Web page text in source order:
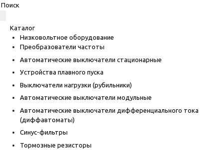
Каталог
Низковольтное оборудование
Преобразователи частоты
Автоматические выключатели стационарные
Устройства плавного пуска
Выключатели нагрузки (рубильники)
Автоматические выключатели модульные
Автоматические выключатели дифференциального тока
(диффавтоматы)
Синус-фильтры
Тормозные резисторы